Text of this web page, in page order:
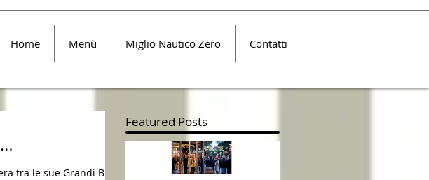
Home Menù Miglio Nautico Zero Contatti
tra le sue Grandi Birre
Featured Posts